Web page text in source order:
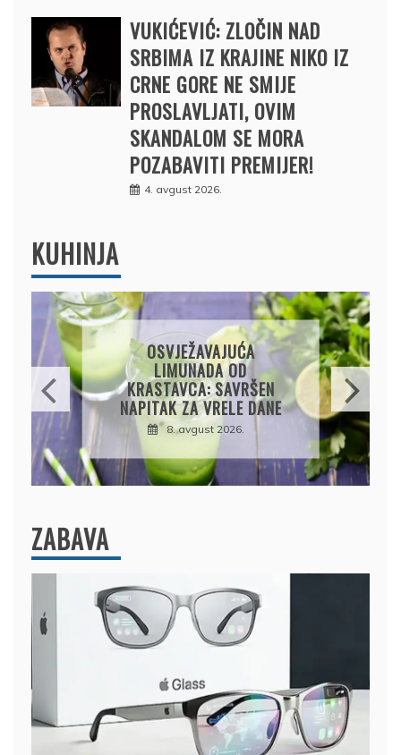
VUKIĆEVIĆ: ZLOČIN NAD
SRBIMA IZ KRAJINE NIKO IZ
CRNE GORE NE SMIJE
PROSLAVLJATI, OVIM
SKANDALOM SE MORA
POZABAVITI PREMIJER!
4. avgust 2026.
KUHINJA
OD
SAVRŠEN
VRELE DANE
avgust 2026.
KROMPIRUŠA
JEDNOSTAVNA
KORA,
UKUSNA
8. avgust
ZABAVA